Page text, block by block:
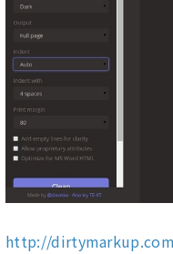
http://